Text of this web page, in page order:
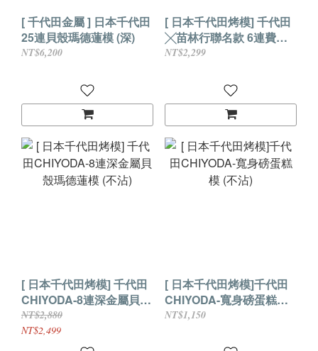
[ 千代田金屬 ] 日本千代田
25連貝殼瑪德蓮模 (深)
NT$6,200
[ 日本千代田烤模] 千代田
╳苗林行聯名款 6連費南
雪烤模 (不沾)
NT$2,299
[ 日本千代田烤模] 千代田
CHIYODA-8連深金屬貝殼
瑪德蓮模 (不沾)
NT$2,880
NT$2,499
[ 日本千代田烤模]千代田
CHIYODA-寬身磅蛋糕模
(不沾)
NT$1,150